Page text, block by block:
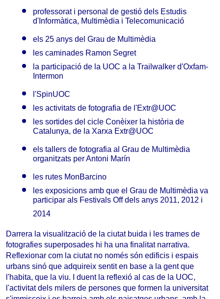
professorat i personal de gestió dels Estudis
d'Informàtica, Multimèdia i Telecomunicació
els 25 anys del Grau de Multimèdia
les caminades Ramon Segret
la participació de la UOC a la Trailwalker d'Oxfam-
Intermon
l'SpinUOC
les activitats de fotografia de l'Extr@UOC
les sortides del cicle Conèixer la història de
Catalunya, de la Xarxa Extr@UOC
els tallers de fotografia al Grau de Multimèdia
organitzats per Antoni Marín
les rutes MonBarcino
les exposicions amb que el Grau de Multimèdia va
participar als Festivals Off dels anys 2011, 2012 i
2014
Darrera la visualització de la ciutat buida i les trames de
fotografies superposades hi ha una finalitat narrativa.
Reflexionar com la ciutat no només són edificis i espais
urbans sinó que adquireix sentit en base a la gent que
l'habita, que la viu. I duent la reflexió al cas de la UOC,
l'activitat dels milers de persones que formen la universitat